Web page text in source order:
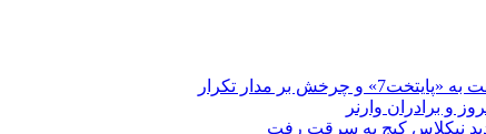
بر مدار تکرار